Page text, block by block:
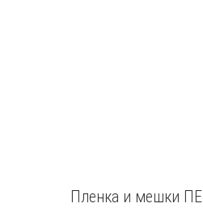
Пленка и мешки ПЕ